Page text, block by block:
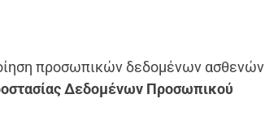
προσωπικών δεδομένων ασθενών
Δεδομένων Προσωπικού